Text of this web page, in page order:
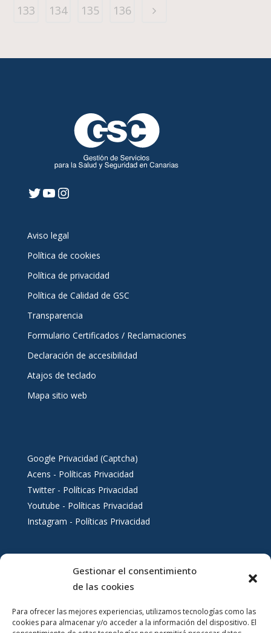
Gestionar el consentimiento
de las cookies
Para ofrecer las mejores experiencias, utilizamos tecnologías como las
cookies para almacenar y/o acceder a la información del dispositivo. El
133
134 135 136
Twitter
YouTube
Instagram
Aviso legal
Política de cookies
Política de privacidad
Política de Calidad de GSC
Transparencia
Formulario Certificados / Reclamaciones
Declaración de accesibilidad
Atajos de teclado
Mapa sitio web
Google Privacidad (Captcha)
Acens - Políticas Privacidad
Twitter - Políticas Privacidad
Youtube - Políticas Privacidad
Instagram - Políticas Privacidad
Servicios al ciudadano